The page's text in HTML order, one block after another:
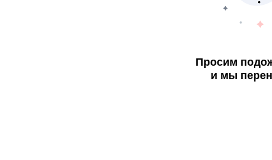
Просим
и мы